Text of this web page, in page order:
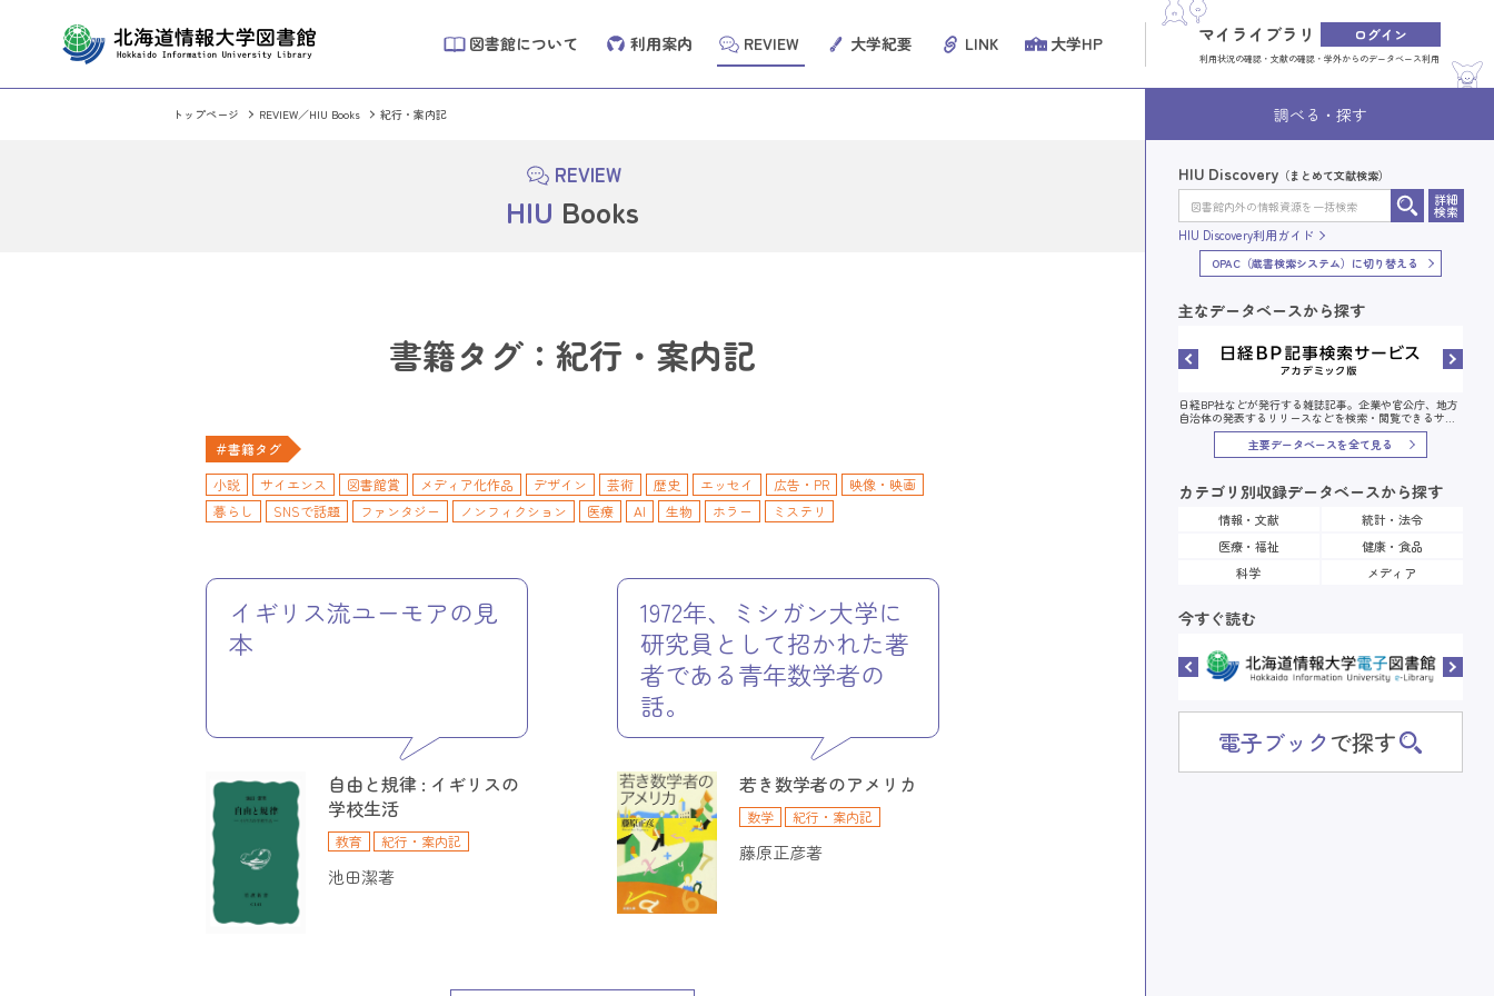
図書館について 利用案内 REVIEW 大学紀要 LINK 大学HP マイライブラリ ログイン
利用状況の確認・文献の確認・学外からのデータベース利用
トップページ REVIEW／HIU Books 紀行・案内記
REVIEW
HIU Books
書籍タグ：紀行・案内記
＃書籍タグ
小説
サイエンス 図書館賞 メディア化作品 デザイン 芸術 歴史 エッセイ 広告・PR
映像・映画
暮らし
SNSで話題 ファンタジー ノンフィクション 医療 AI 生物 ホラー
ミステリ
イギリス流ユーモアの見
本
自由と規律 : イギリスの
学校生活
教育 紀行・案内記
池田潔著
1972年、ミシガン大学に
研究員として招かれた著
者である青年数学者の
話。
若き数学者のアメリカ
数学 紀行・案内記
藤原正彦著
調べる・探す
HIU Discovery（まとめて文献検索）
詳細
検索
HIU Discovery利用ガイド
OPAC（蔵書検索システム）に切り替える
主なデータベースから探す
日経BP社などが発行する雑誌記事。企業や官公庁、地方
自治体の発表するリリースなどを検索・閲覧できるサー
ビスです。
主要データベースを全て見る
カテゴリ別収録データベースから探す
情報・文献
統計・法令
医療・福祉
健康・食品
科学
メディア
今すぐ読む
電子ブックで探す